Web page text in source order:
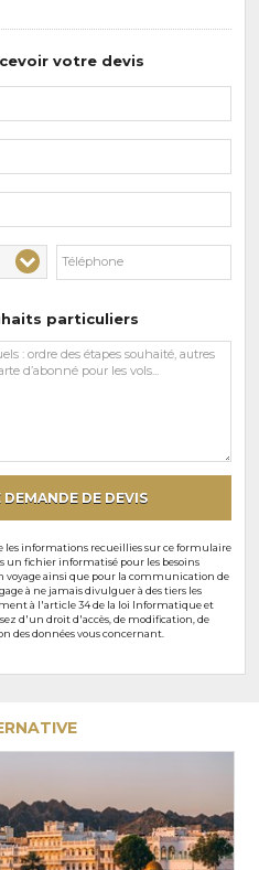
votre devis
particuliers
DE DEVIS
les informations recueillies sur ce formulaire
un fichier informatisé pour les besoins
voyage ainsi que pour la communication de
à ne jamais divulguer à des tiers les
à l'article 34 de la loi Informatique et
d'un droit d'accès, de modification, de
des données vous concernant.